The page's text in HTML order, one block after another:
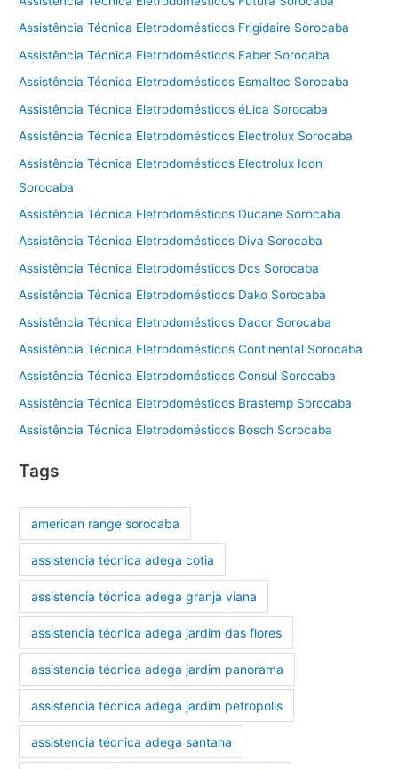
Assistência Técnica Eletrodomésticos Frigidaire Sorocaba
Assistência Técnica Eletrodomésticos Faber Sorocaba
Assistência Técnica Eletrodomésticos Esmaltec Sorocaba
Assistência Técnica Eletrodomésticos éLica Sorocaba
Assistência Técnica Eletrodomésticos Electrolux Sorocaba
Assistência Técnica Eletrodomésticos Electrolux Icon
Sorocaba
Assistência Técnica Eletrodomésticos Ducane Sorocaba
Assistência Técnica Eletrodomésticos Diva Sorocaba
Assistência Técnica Eletrodomésticos Dcs Sorocaba
Assistência Técnica Eletrodomésticos Dako Sorocaba
Assistência Técnica Eletrodomésticos Dacor Sorocaba
Assistência Técnica Eletrodomésticos Continental Sorocaba
Assistência Técnica Eletrodomésticos Consul Sorocaba
Assistência Técnica Eletrodomésticos Brastemp Sorocaba
Assistência Técnica Eletrodomésticos Bosch Sorocaba
Tags
american range sorocaba
assistencia técnica adega cotia
assistencia técnica adega granja viana
assistencia técnica adega jardim das flores
assistencia técnica adega jardim panorama
assistencia técnica adega jardim petropolis
assistencia técnica adega santana